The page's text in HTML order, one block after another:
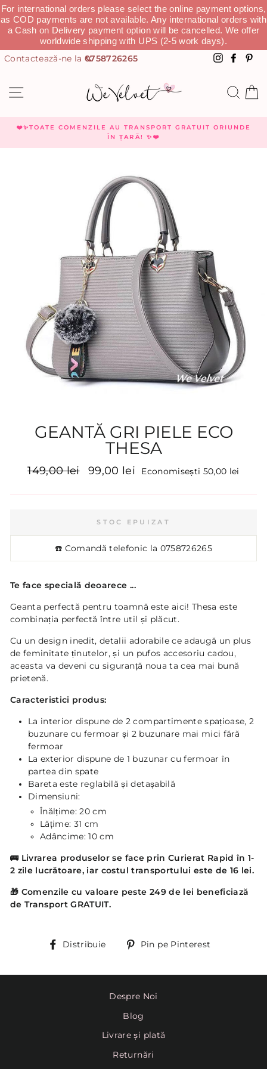
For international orders please select the online payment options,
as COD payments are not available. Any international orders with
a Cash on Delivery payment option will be cancelled. We offer
worldwide shipping with UPS (2-5 work days).
0758726265
NAVIGHEAZĂ
❤️✨TOATE COMENZILE AU TRANSPORT GRATUIT ORIUNDE
ÎN ȚARĂ! ✨❤️
GEANTĂ GRI PIELE ECO
THESA
Preț
149,00 lei
Preț
99,00 lei Economisești 50,00 lei
STOC EPUIZAT
☎️ Comandă telefonic la 0758726265
Te face specială deoarece ...
Geanta perfectă pentru toamnă este aici! Thesa este
combinația perfectă între util și plăcut.
Cu un design inedit, detalii adorabile ce adaugă un plus
de feminitate ținutelor, și un pufos accesoriu cadou,
aceasta va deveni cu siguranță noua ta cea mai bună
prietenă.
Caracteristici produs:
La interior dispune de 2 compartimente spațioase, 2
buzunare cu fermoar și 2 buzunare mai mici fără
fermoar
La exterior dispune de 1 buzunar cu fermoar în
partea din spate
Bareta este reglabilă și detașabilă
Dimensiuni:
Înălțime: 20 cm
Lățime: 31 cm
Adâncime: 10 cm
🚌 Livrarea produselor se face prin Curierat Rapid în 1-
2 zile lucrătoare, iar costul transportului este de 16 lei.
🎁 Comenzile cu valoare peste 249 de lei beneficiază
de Transport GRATUIT.
Distribuie DistribuiePin pe Pinterest
Despre Noi
Blog
Livrare și plată
Returnări